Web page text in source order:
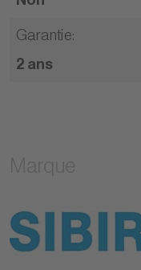
Garantie:
2 ans